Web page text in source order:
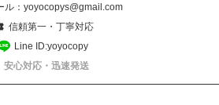
ル： yoyocopys@gmail.com
信頼第一・丁寧対応
Line ID:yoyocopy
安心対応・迅速発送